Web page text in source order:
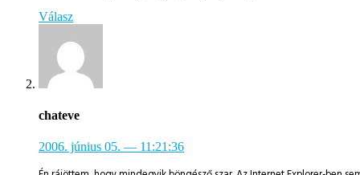
Válasz
chateve
2006. június 05. — 11:21:36